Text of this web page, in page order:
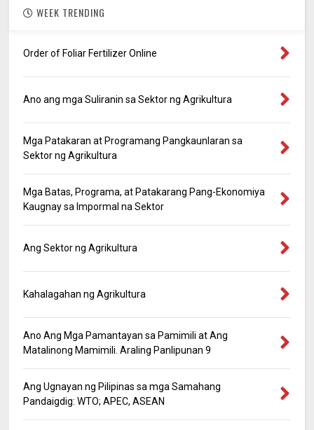
WEEK TRENDING
Order of Foliar Fertilizer Online
Ano ang mga Suliranin sa Sektor ng Agrikultura
Mga Patakaran at Programang Pangkaunlaran sa
Sektor ng Agrikultura
Mga Batas, Programa, at Patakarang Pang-Ekonomiya
Kaugnay sa Impormal na Sektor
Ang Sektor ng Agrikultura
Kahalagahan ng Agrikultura
Ano Ang Mga Pamantayan sa Pamimili at Ang
Matalinong Mamimili. Araling Panlipunan 9
Ang Ugnayan ng Pilipinas sa mga Samahang
Pandaigdig: WTO; APEC, ASEAN